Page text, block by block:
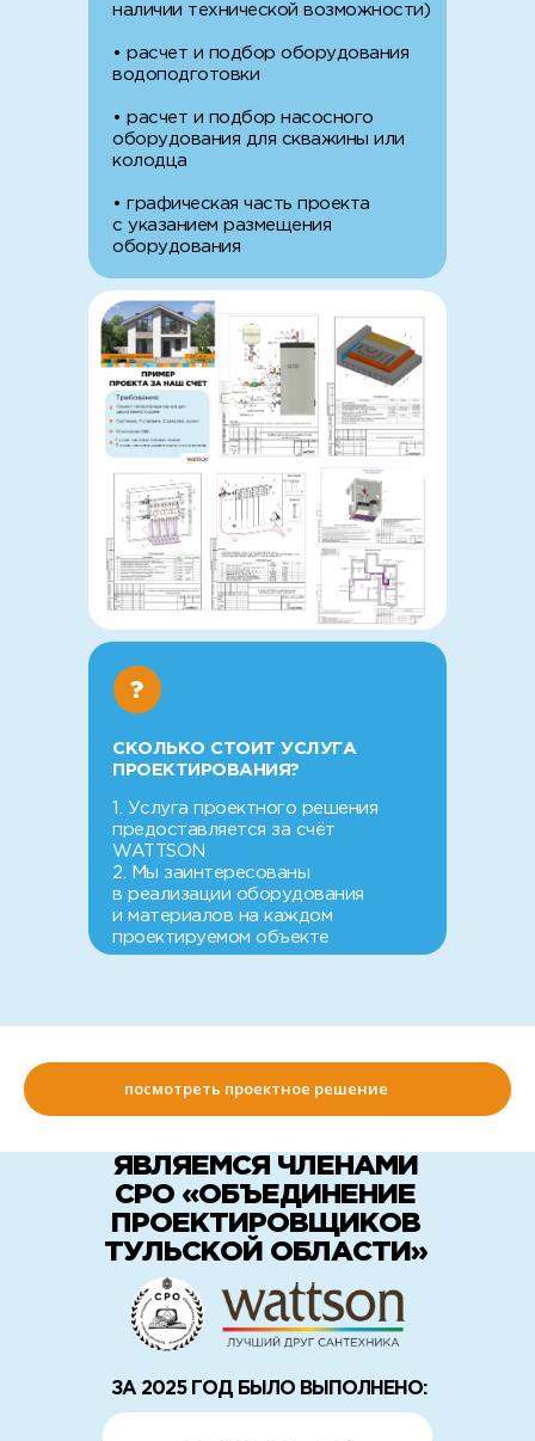
наличии технической возможности)
• расчет и подбор оборудования
водоподготовки
• расчет и подбор насосного
оборудования для скважины или
колодца
• графическая часть проекта
с указанием размещения
оборудования
?
1. Услуга проектного решения
предоставляется за счёт
WATTSON
2. Мы заинтересованы
в реализации оборудования
и материалов на каждом
проектируемом объекте
СКОЛЬКО СТОИТ УСЛУГА
ПРОЕКТИРОВАНИЯ?
посмотреть проектное решение
ЯВЛЯЕМСЯ ЧЛЕНАМИ
СРО «ОБЪЕДИНЕНИЕ
ПРОЕКТИРОВЩИКОВ
ТУЛЬСКОЙ ОБЛАСТИ»
ЗА 2025 ГОД БЫЛО ВЫПОЛНЕНО: